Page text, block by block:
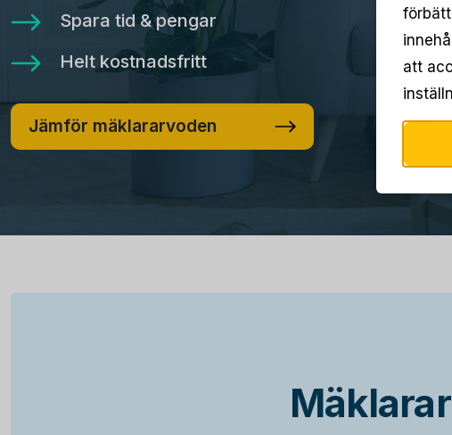
Spara tid & pengar
Helt kostnadsfritt
Jämför mäklararvoden
att